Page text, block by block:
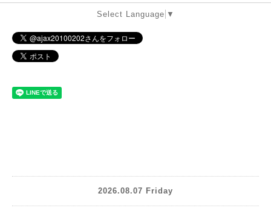
Select Language ▼
2026.08.07 Friday